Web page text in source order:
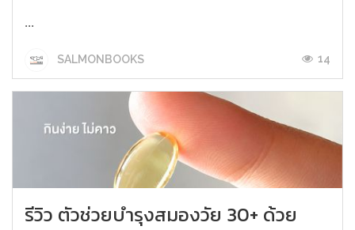
...
SALMONBOOKS 14
รีวิว ตัวช่วยบำรุงสมองวัย 30+ ด้วย